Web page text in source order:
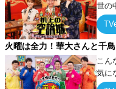
世の
みた
論”
火曜は全力！華大さんと千
こん
気に
ー！